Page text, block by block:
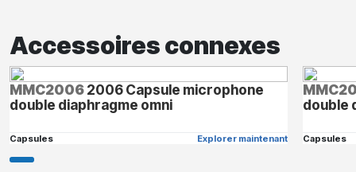
Accessoires connexes
MMC20062006 Capsule microphone
double diaphragme omni
Capsules Explorer maintenant
double
Capsules